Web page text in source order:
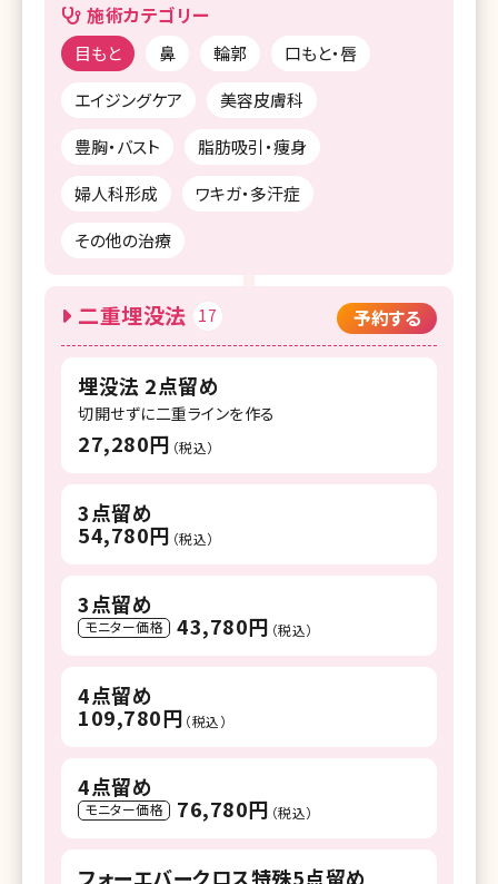
施術カテゴリー
目もと 鼻 輪郭
口もと・唇
エイジングケア
美容皮膚科
豊胸・バスト
脂肪吸引・痩身
婦人科形成
ワキガ・多汗症
その他の治療
二重埋没法 17 予約する
埋没法 2点留め
切開せずに二重ラインを作る
27,280円 （税込）
3点留め
54,780円 （税込）
3点留め
モニター価格 43,780円 （税込）
4点留め
109,780円 （税込）
4点留め
モニター価格 76,780円 （税込）
フォーエバークロス特殊5点留め